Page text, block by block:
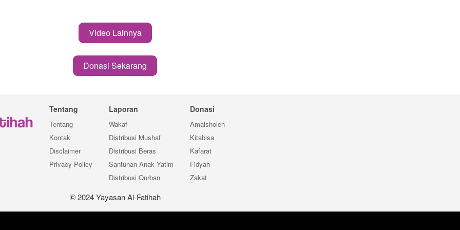
`
Video Lainnya
`Donasi Sekarang
Tentang
Tentang
Kontak
Disclaimer
Privacy Policy
Laporan
Wakaf
Distribusi Mushaf
Distribusi Beras
Santunan Anak Yatim
Distribusi Qurban
Donasi
Amalsholeh
Kitabisa
Kafarat
Fidyah
Zakat
2024 Yayasan Al-Fatihah